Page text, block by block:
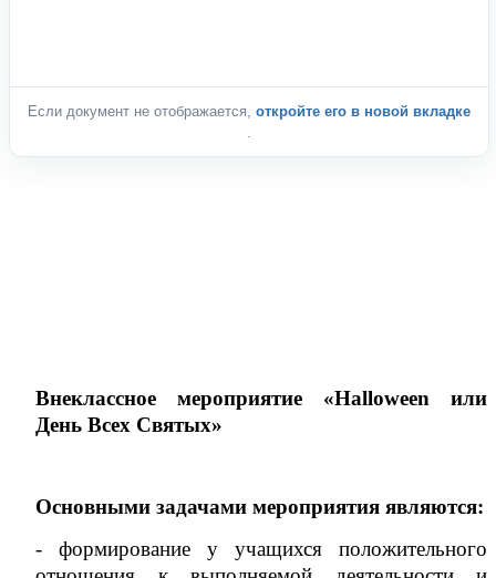
Если документ не отображается, откройте его в новой вкладке
Внеклассное мероприятие «Halloween или
День Всех Святых»
Основными задачами мероприятия являются:
- формирование у учащихся положительного